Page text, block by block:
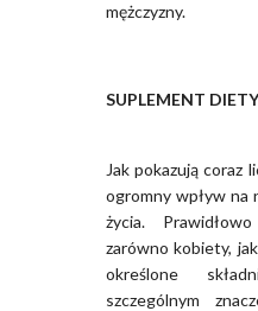
mężczyzny.
SUPLEMENT DIETY
Jak pokazują coraz
ogromny wpływ na
życia.
zarówno kobiety,
określone
szczególnym